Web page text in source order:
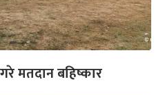
मतदान बहिष्कार